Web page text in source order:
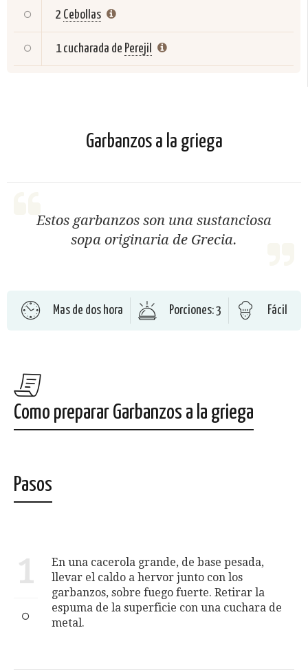
2 Cebollas
1 cucharada de Perejil
Garbanzos a la griega
Estos garbanzos son una sustanciosa
sopa originaria de Grecia.
Mas de dos hora Porciones: 3 Fácil
Como preparar Garbanzos a la griega
Pasos
1
En una cacerola grande, de base pesada,
llevar el caldo a hervor junto con los
garbanzos, sobre fuego fuerte. Retirar la
espuma de la superficie con una cuchara de
metal.